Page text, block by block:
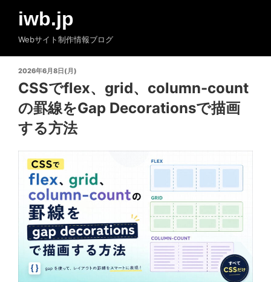
iwb.jp
Webサイト制作情報ブログ
投
稿
日:
2026年6月8日(月)
CSSでflex、grid、column-count
の罫線をGap Decorationsで描画
する方法